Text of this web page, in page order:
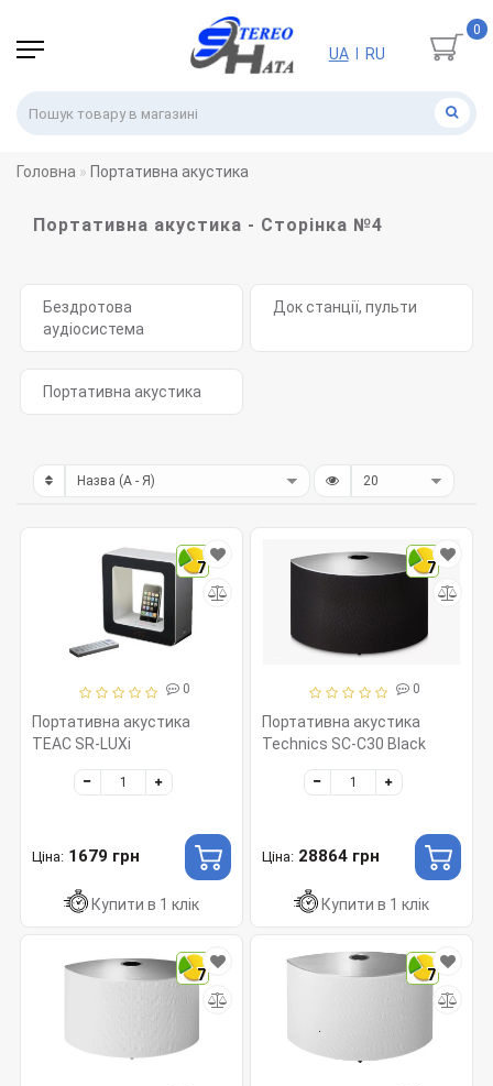
0
UA RU
Головна Портативна акустика
Портативна акустика - Сторінка №4
Бездротова
аудіосистема
Док станції, пульти
Портативна акустика
7
0
Портативна акустика
TEAC SR-LUXi
Ціна: 1679 грн
Купити в 1 клік
7
0
Портативна акустика
Technics SC-C30 Black
Ціна: 28864 грн
Купити в 1 клік
7 7